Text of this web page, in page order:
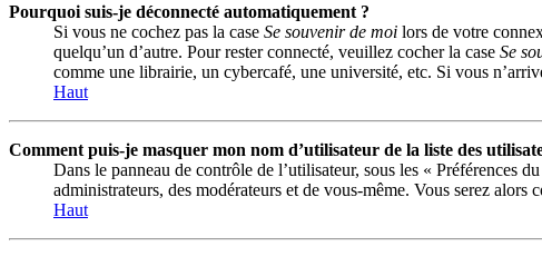
Pourquoi suis-je déconnecté automatiquement ?
Si vous ne cochez pas la case Se souvenir de moi lors de votre
quelqu’un d’autre. Pour rester connecté, veuillez cocher la case Se
comme une librairie, un cybercafé, une université, etc. Si vous
Haut
Comment puis-je masquer mon nom d’utilisateur de la liste des
Dans le panneau de contrôle de l’utilisateur, sous les « Préférences
administrateurs, des modérateurs et de vous-même. Vous serez
Haut